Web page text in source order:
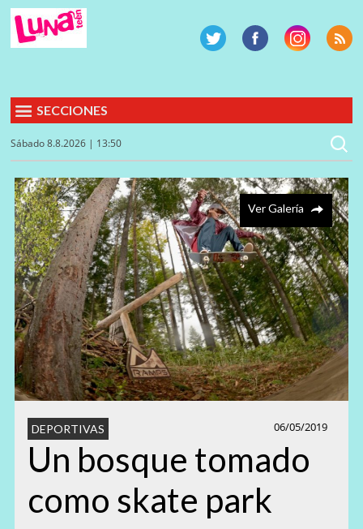
SECCIONES
Sábado 8.8.2026 | 13:50
Ver Galería
06/05/2019
DEPORTIVAS
Un bosque tomado
como skate park